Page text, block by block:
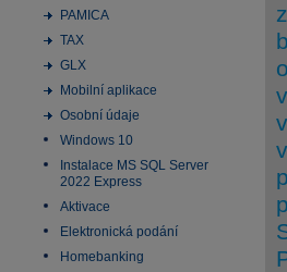
PAMICA
TAX
GLX
Mobilní aplikace
Osobní údaje
Windows 10
Instalace MS SQL Server
2022 Express
Aktivace
Elektronická podání
Homebanking